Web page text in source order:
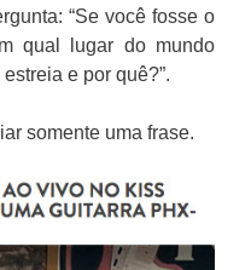
“Se você fosse o
qual lugar do mundo
e por quê?”.
somente uma frase.